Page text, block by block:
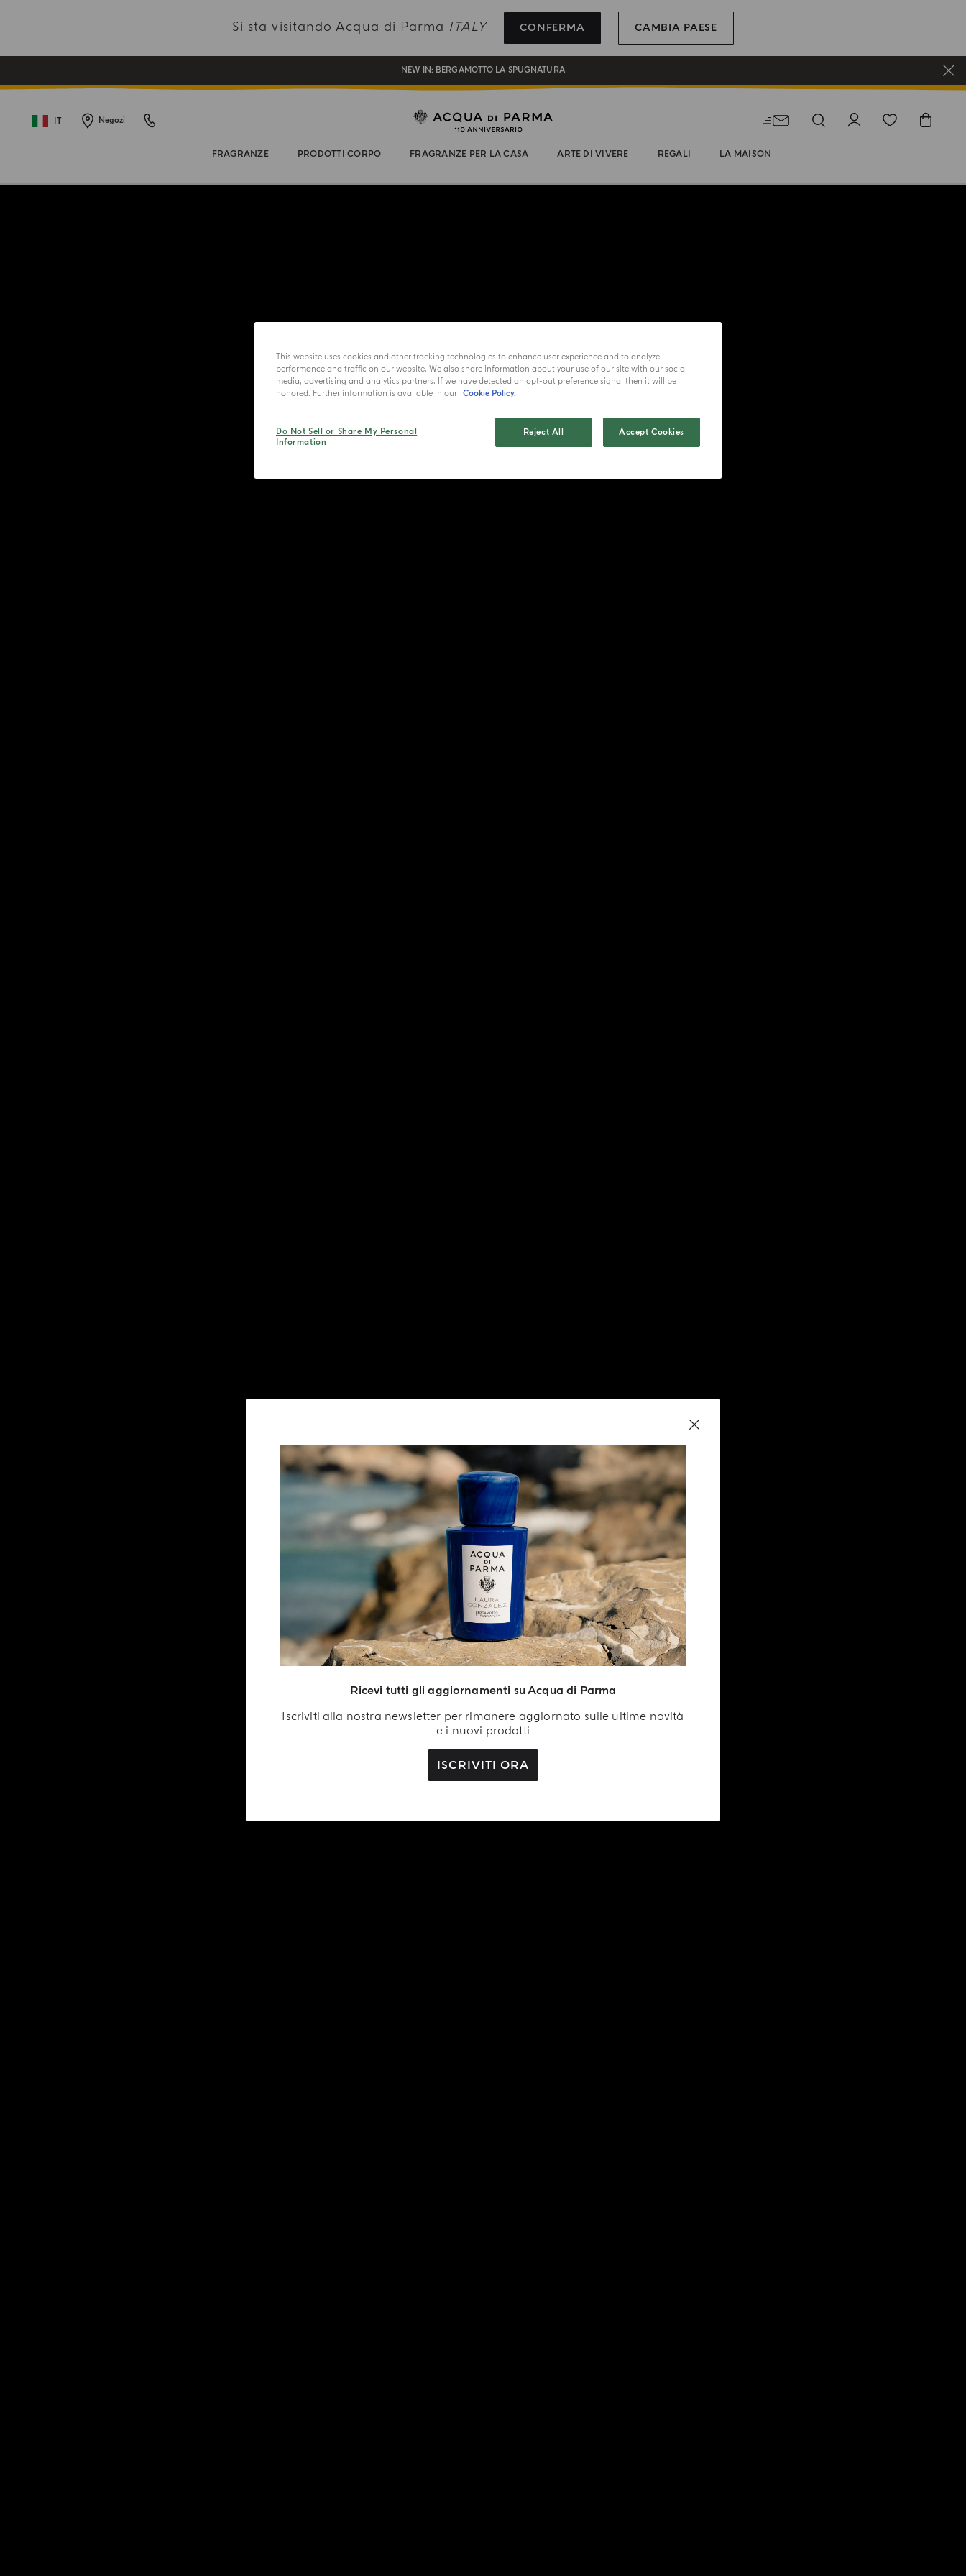
Si sta visitando Acqua di Parma ITALY CONFERMA CAMBIA PAESE
REGISTRATI E RICEVI UN REGALO SPECIALE CON IL TUO PRIMO ACQUISTO
UN REGALO PER TE SUGLI ORDINI SUPERIORI AI 180€
NEW IN: BERGAMOTTO LA SPUGNATURA
IT Negozi
FRAGRANZE PRODOTTI CORPO FRAGRANZE PER LA CASA ARTE DI VIVERE REGALI LA MAISON
Ricevi tutti gli aggiornamenti su Acqua di Parma
Iscriviti alla nostra newsletter per rimanere aggiornato sulle ultime novità
e i nuovi prodotti
ISCRIVITI ORA
This website uses cookies and other tracking technologies to enhance user experience and to analyze
performance and traffic on our website. We also share information about your use of our site with our social
media, advertising and analytics partners. If we have detected an opt-out preference signal then it will be
honored. Further information is available in our Cookie Policy.
Do Not Sell or Share My Personal
Information
Reject All Accept Cookies